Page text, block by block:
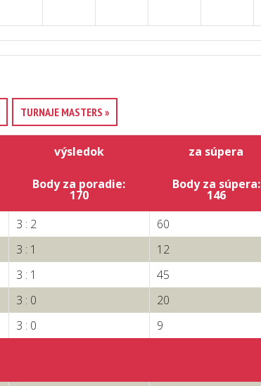
TURNAJE MASTERS »
výsledok za súpera
Body za poradie:
170
Body za súpera:
146
3 : 2 60
3 : 1 12
3 : 1 45
3 : 0 20
3 : 0 9